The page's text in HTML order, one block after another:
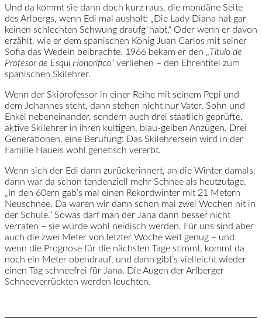
Und da kommt sie dann doch kurz raus, die mondäne Seite
des Arlbergs, wenn Edi mal ausholt: „Die Lady Diana hat gar
keinen schlechten Schwung draufg`habt.“ Oder wenn er davon
erzählt, wie er dem spanischen König Juan Carlos mit seiner
Sofia das Wedeln beibrachte. 1966 bekam er den „Titulo de
Profesor de Esqui Honorifico“ verliehen – den Ehrentitel zum
spanischen Skilehrer.
Wenn der Skiprofessor in einer Reihe mit seinem Pepi und
dem Johannes steht, dann stehen nicht nur Vater, Sohn und
Enkel nebeneinander, sondern auch drei staatlich geprüfte,
aktive Skilehrer in ihren kultigen, blau-gelben Anzügen. Drei
Generationen, eine Berufung: Das Skilehrersein wird in der
Familie Haueis wohl genetisch vererbt.
Wenn sich der Edi dann zurückerinnert, an die Winter damals,
dann war da schon tendenziell mehr Schnee als heutzutage.
„In den 60ern gab’s mal einen Rekordwinter mit 21 Metern
Neuschnee. Da waren wir dann schon mal zwei Wochen nit in
der Schule.“ Sowas darf man der Jana dann besser nicht
verraten – sie würde wohl neidisch werden. Für uns sind aber
auch die zwei Meter von letzter Woche weit genug – und
wenn die Prognose für die nächsten Tage stimmt, kommt da
noch ein Meter obendrauf, und dann gibt’s vielleicht wieder
einen Tag schneefrei für Jana. Die Augen der Arlberger
Schneeverrückten werden leuchten.